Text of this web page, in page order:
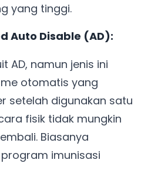
yang tinggi.
Auto Disable (AD):
AD, namun jenis ini
otomatis yang
setelah digunakan satu
fisik tidak mungkin
Biasanya
imunisasi